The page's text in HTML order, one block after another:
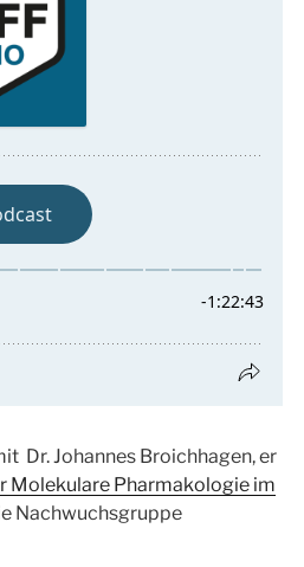
Dr. Johannes Broichhagen, er
Molekulare Pharmakologie im
Nachwuchsgruppe